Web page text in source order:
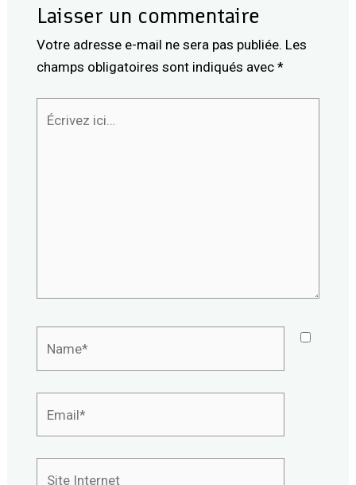
Laisser un commentaire
Votre adresse e-mail ne sera pas publiée. Les
champs obligatoires sont indiqués avec *